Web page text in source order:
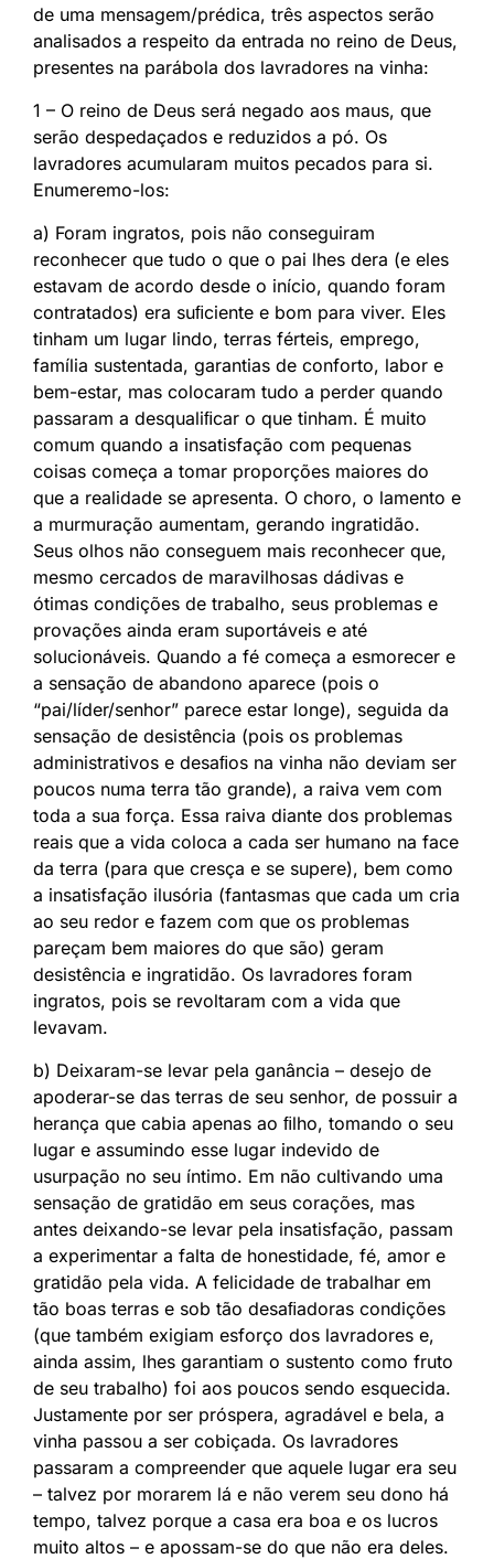
de uma mensagem/prédica, três aspectos serão
analisados a respeito da entrada no reino de Deus,
presentes na parábola dos lavradores na vinha:
1 – O reino de Deus será negado aos maus, que
serão despedaçados e reduzidos a pó. Os
lavradores acumularam muitos pecados para si.
Enumeremo-los:
a) Foram ingratos, pois não conseguiram
reconhecer que tudo o que o pai lhes dera (e eles
estavam de acordo desde o início, quando foram
contratados) era suﬁciente e bom para viver. Eles
tinham um lugar lindo, terras férteis, emprego,
família sustentada, garantias de conforto, labor e
bem-estar, mas colocaram tudo a perder quando
passaram a desqualiﬁcar o que tinham. É muito
comum quando a insatisfação com pequenas
coisas começa a tomar proporções maiores do
que a realidade se apresenta. O choro, o lamento e
a murmuração aumentam, gerando ingratidão.
Seus olhos não conseguem mais reconhecer que,
mesmo cercados de maravilhosas dádivas e
ótimas condições de trabalho, seus problemas e
provações ainda eram suportáveis e até
solucionáveis. Quando a fé começa a esmorecer e
a sensação de abandono aparece (pois o
“pai/líder/senhor” parece estar longe), seguida da
sensação de desistência (pois os problemas
administrativos e desaﬁos na vinha não deviam ser
poucos numa terra tão grande), a raiva vem com
toda a sua força. Essa raiva diante dos problemas
reais que a vida coloca a cada ser humano na face
da terra (para que cresça e se supere), bem como
a insatisfação ilusória (fantasmas que cada um cria
ao seu redor e fazem com que os problemas
pareçam bem maiores do que são) geram
desistência e ingratidão. Os lavradores foram
ingratos, pois se revoltaram com a vida que
levavam.
b) Deixaram-se levar pela ganância – desejo de
apoderar-se das terras de seu senhor, de possuir a
herança que cabia apenas ao ﬁlho, tomando o seu
lugar e assumindo esse lugar indevido de
usurpação no seu íntimo. Em não cultivando uma
sensação de gratidão em seus corações, mas
antes deixando-se levar pela insatisfação, passam
a experimentar a falta de honestidade, fé, amor e
gratidão pela vida. A felicidade de trabalhar em
tão boas terras e sob tão desaﬁadoras condições
(que também exigiam esforço dos lavradores e,
ainda assim, lhes garantiam o sustento como fruto
de seu trabalho) foi aos poucos sendo esquecida.
Justamente por ser próspera, agradável e bela, a
vinha passou a ser cobiçada. Os lavradores
passaram a compreender que aquele lugar era seu
– talvez por morarem lá e não verem seu dono há
tempo, talvez porque a casa era boa e os lucros
muito altos – e apossam-se do que não era deles.